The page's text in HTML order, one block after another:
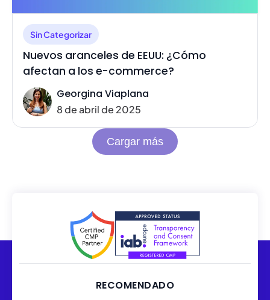
Sin Categorizar
Nuevos aranceles de EEUU: ¿Cómo
afectan a los e-commerce?
Georgina Viaplana
8 de abril de 2025
Cargar más
RECOMENDADO